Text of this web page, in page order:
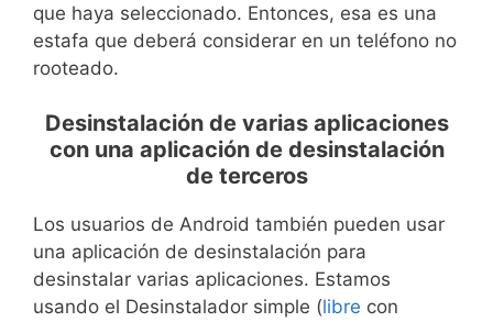
que haya seleccionado. Entonces, esa es una
estafa que deberá considerar en un teléfono no
rooteado.
Desinstalación de varias aplicaciones
con una aplicación de desinstalación
de terceros
Los usuarios de Android también pueden usar
una aplicación de desinstalación para
desinstalar varias aplicaciones. Estamos
usando el Desinstalador simple (libre con